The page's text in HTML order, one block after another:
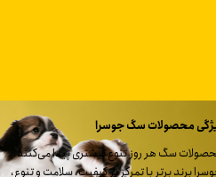
محصولات سگ جوسرا
سگ هر روز تنوع بیشتری پیدا می‌کنند.
برند برتر با تمرکز بر کیفیت، سلامت و تنوع،